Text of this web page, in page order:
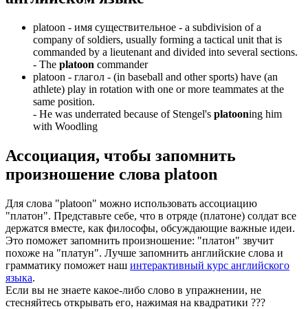
platoon - имя существительное - a subdivision of a
company of soldiers, usually forming a tactical unit that is
commanded by a lieutenant and divided into several sections.
- The platoon commander
platoon - глагол - (in baseball and other sports) have (an
athlete) play in rotation with one or more teammates at the
same position.
- He was underrated because of Stengel's platooning him
with Woodling
Ассоциация, чтобы запомнить
произношение слова platoon
Для слова "platoon" можно использовать ассоциацию
"платон". Представьте себе, что в отряде (платоне) солдат все
держатся вместе, как философы, обсуждающие важные идеи.
Это поможет запомнить произношение: "платон" звучит
похоже на "платун". Лучше запомнить английские слова и
грамматику поможет наш интерактивный курс английского
языка.
Если вы не знаете какое-либо слово в упражнении, не
стесняйтесь открывать его, нажимая на квадратики ???